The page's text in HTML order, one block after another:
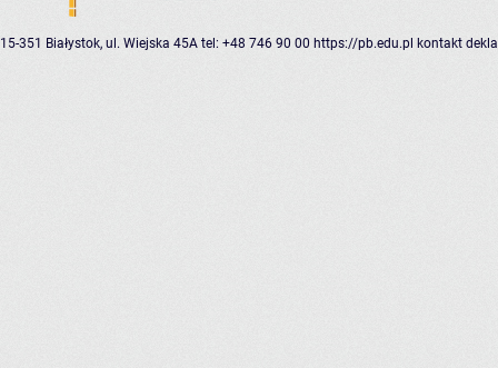
15-351 Białystok, ul. Wiejska 45A tel: +48 746 90 00 https://pb.edu.pl kontakt